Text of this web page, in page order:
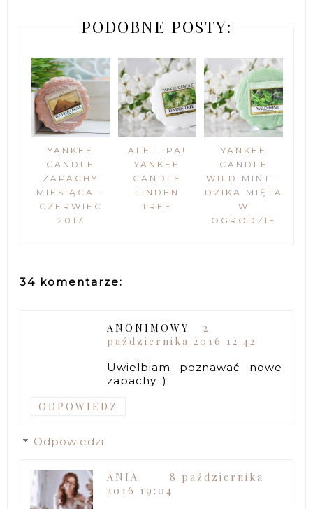
PODOBNE POSTY:
YANKEE
CANDLE
ZAPACHY
MIESIĄCA –
CZERWIEC
2017
ALE LIPA!
YANKEE
CANDLE
LINDEN
TREE
YANKEE
CANDLE
WILD MINT -
DZIKA MIĘTA
W
OGRODZIE
34 komentarze:
ANONIMOWY
2
października 2016 12:42
Uwielbiam poznawać nowe
zapachy :)
ODPOWIEDZ
Odpowiedzi
ANIA
8 października
2016 19:04